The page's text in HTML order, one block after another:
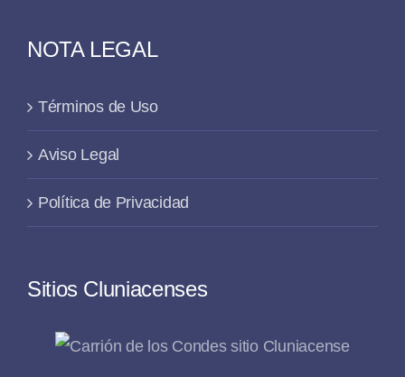
NOTA LEGAL
Términos de Uso
Aviso Legal
Política de Privacidad
Sitios Cluniacenses